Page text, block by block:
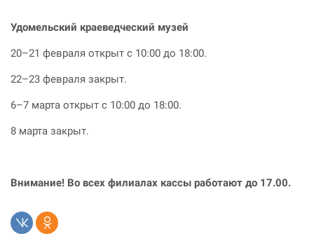
Удомельский краеведческий музей
20–21 февраля открыт с 10:00 до 18:00.
22–23 февраля закрыт.
6–7 марта открыт с 10:00 до 18:00.
8 марта закрыт.
Внимание! Во всех филиалах кассы работают до 17.00.